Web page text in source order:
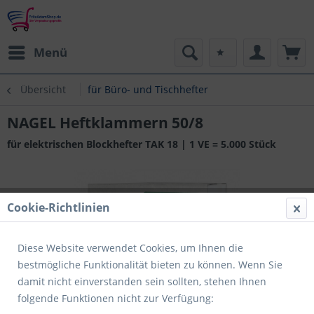
Menü
Übersicht für Büro- und Tischhefter
NAGEL Heftklammern 50/8
für elektrischen Blockhefter TAK 18 | 1 VE = 5.000 Stück
Cookie-Richtlinien
Diese Website verwendet Cookies, um Ihnen die
bestmögliche Funktionalität bieten zu können. Wenn Sie
damit nicht einverstanden sein sollten, stehen Ihnen
folgende Funktionen nicht zur Verfügung: